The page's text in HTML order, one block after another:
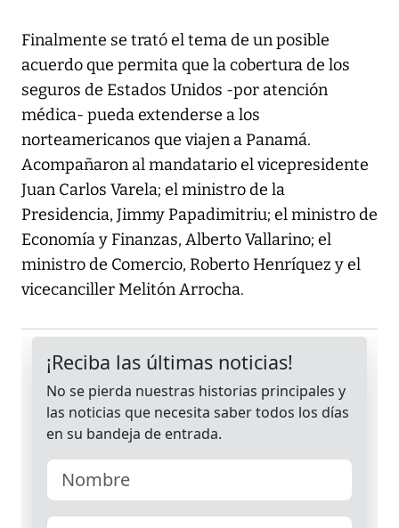
Finalmente se trató el tema de un posible
acuerdo que permita que la cobertura de los
seguros de Estados Unidos -por atención
médica- pueda extenderse a los
norteamericanos que viajen a Panamá.
Acompañaron al mandatario el vicepresidente
Juan Carlos Varela; el ministro de la
Presidencia, Jimmy Papadimitriu; el ministro de
Economía y Finanzas, Alberto Vallarino; el
ministro de Comercio, Roberto Henríquez y el
vicecanciller Melitón Arrocha.